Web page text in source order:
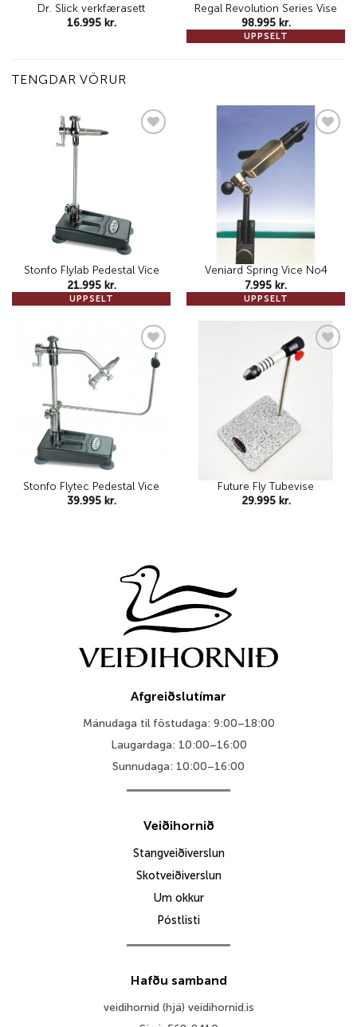
Dr. Slick verkfærasett
16.995 kr.
UPPSELT
Regal Revolution Series Vise
98.995 kr.
TENGDAR VÖRUR
UPPSELT
Stonfo Flylab Pedestal Vice
21.995 kr.
UPPSELT
Veniard Spring Vice No4
7.995 kr.
Add to
wishlist
Stonfo Flytec Pedestal Vice
39.995 kr.
Future Fly Tubevise
29.995 kr.
Afgreiðslutímar
Mánudaga til föstudaga: 9:00–18:00
Laugardaga: 10:00–16:00
Sunnudaga: 10:00–16:00
Veiðihornið
Stangveiðiverslun
Skotveiðiverslun
Um okkur
Póstlisti
Hafðu samband
veidihornid (hjá) veidihornid.is